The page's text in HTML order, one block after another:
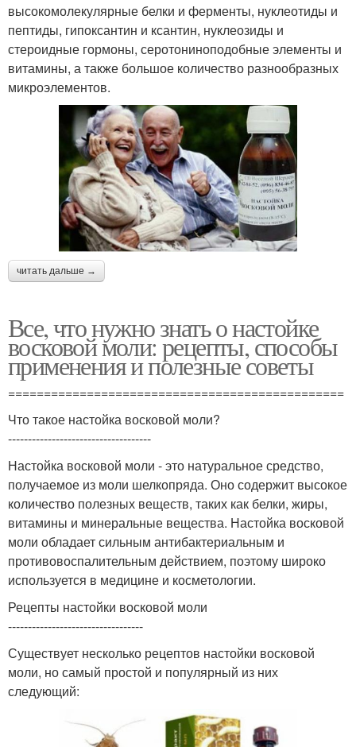
высокомолекулярные белки и ферменты, нуклеотиды и
пептиды, гипоксантин и ксантин, нуклеозиды и
стероидные гормоны, серотониноподобные элементы и
витамины, а также большое количество разнообразных
микроэлементов.
читать дальше →
Все, что нужно знать о настойке
восковой моли: рецепты, способы
применения и полезные советы
===============================================
Что такое настойка восковой моли?
------------------------------------
Настойка восковой моли - это натуральное средство,
получаемое из моли шелкопряда. Оно содержит высокое
количество полезных веществ, таких как белки, жиры,
витамины и минеральные вещества. Настойка восковой
моли обладает сильным антибактериальным и
противовоспалительным действием, поэтому широко
используется в медицине и косметологии.
Рецепты настойки восковой моли
----------------------------------
Существует несколько рецептов настойки восковой
моли, но самый простой и популярный из них
следующий: